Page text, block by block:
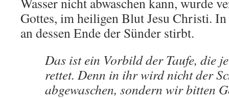
Gottes, im heiligen Blut Jesu Christi.
an dessen Ende der Sünder stirbt.
Das ist ein Vorbild der Taufe, die
rettet. Denn in ihr wird nicht der
abgewaschen, sondern wir bitten